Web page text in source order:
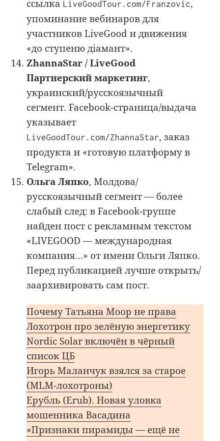
ссылка LiveGoodTour.com/Franzovic,
упоминание вебинаров для
участников LiveGood и движения
«до ступеню діамант».
ZhannaStar / LiveGood
Партнерский маркетинг,
украинский/русскоязычный
сегмент. Facebook-страница/выдача
указывает
LiveGoodTour.com/ZhannaStar, заказ
продукта и «готовую платформу в
Telegram».
Ольга Ляпко, Молдова/
русскоязычный сегмент — более
слабый след: в Facebook-группе
найден пост с рекламным текстом
«LIVEGOOD — международная
компания…» от имени Ольги Ляпко.
Перед публикацией лучше открыть/
заархивировать сам пост.
Почему Татьяна Моор не права
Лохотрон про зелёную энергетику
Nordic Solar включён в чёрный
список ЦБ
Игорь Маланчук взялся за старое
(MLM-лохотроны)
Ерубль (Erub). Новая уловка
мошенника Васадина
«Признаки пирамиды — ещё не